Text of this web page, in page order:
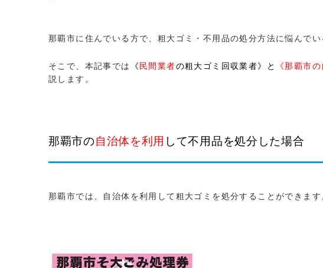
那覇市に住んでいる方で、粗大ゴミ・不用品の処分方法に悩んでい
そこで、本記事では 《 民間業者の粗大ゴミ回収業者》と 《那覇市の
説します。
那覇市の自治体を利用 して不用品を処分した場合
那覇市では、自治体を利用して粗大ゴミを処分することができま